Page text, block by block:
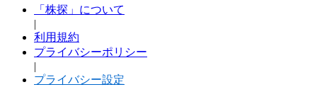
「株探」について
|
利用規約
プライバシーポリシー
|
プライバシー設定